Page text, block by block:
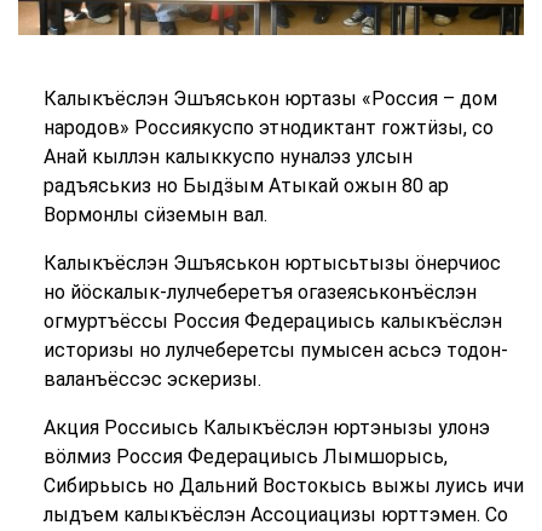
Калыкъёслэн Эшъяськон юртазы «Россия – дом
народов» Россиякуспо этнодиктант гожтӥзы, со
Анай кыллэн калыккуспо нуналэз улсын
радъяськиз но Быдӟым Атыкай ожын 80 ар
Вормонлы сӥземын вал.
Калыкъёслэн Эшъяськон юртысьтызы ӧнерчиос
но йӧскалык-лулчеберетъя огазеяськонъёслэн
огмуртъёссы Россия Федерациысь калыкъёслэн
историзы но лулчеберетсы пумысен асьсэ тодон-
валанъёссэс эскеризы.
Акция Россиысь Калыкъёслэн юртэнызы улонэ
вӧлмиз Россия Федерациысь Лымшорысь,
Сибирьысь но Дальний Востокысь выжы луись ичи
лыдъем калыкъёслэн Ассоциацизы юрттэмен. Со